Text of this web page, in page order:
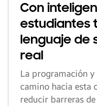
Con
estudiantes
lenguaje de
real
La programación
camino hacia esta
reducir barreras